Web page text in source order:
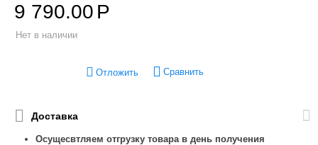
9 790.00 Р
Нет в наличии
Отложить Сравнить
Доставка
Осущесвтляем отгрузку товара в день получения